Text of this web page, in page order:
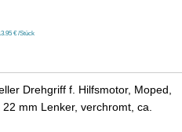
€ /Stück
Drehgriff f. Hilfsmotor, Moped,
mm Lenker, verchromt, ca.